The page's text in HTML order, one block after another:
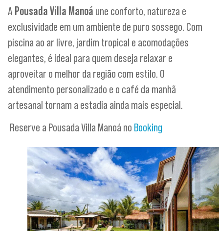
A Pousada Villa Manoá une conforto, natureza e
exclusividade em um ambiente de puro sossego. Com
piscina ao ar livre, jardim tropical e acomodações
elegantes, é ideal para quem deseja relaxar e
aproveitar o melhor da região com estilo. O
atendimento personalizado e o café da manhã
artesanal tornam a estadia ainda mais especial.
Reserve a Pousada Villa Manoá no Booking